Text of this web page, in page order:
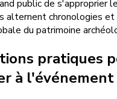
public de s'approprier
alternent chronologies
du patrimoine
pratiques
à l'événement